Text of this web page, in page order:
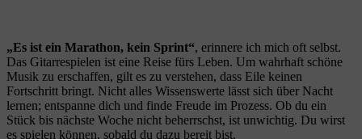
„Es ist ein Marathon, kein Sprint“, erinnere ich mich oft selbst.
Das Gitarrespielen ist eine Reise fürs Leben. Um wahrhaft schöne
Musik zu erschaffen, gilt es zu verstehen, dass Eile keinen
Fortschritt bringt. Nicht alles Wissenswerte lässt sich über Nacht
lernen; entspanne dich und finde Freude im Prozess. Ob du ein
Stück bis nächste Woche nicht beherrschst, ist unwichtig. Du wirst
es spielen können, sobald du dazu bereit bist.